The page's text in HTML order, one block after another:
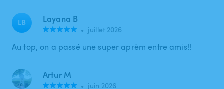
LB Layana B
• juillet 2026
Au top, on a passé une super aprèm entre amis!!
Artur M
• juin 2026